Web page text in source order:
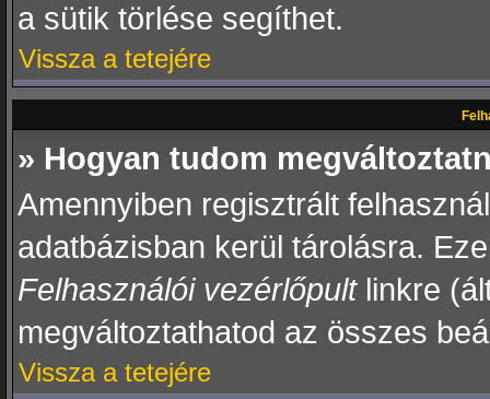
a sütik törlése segíthet.
Vissza a tetejére
» Hogyan tudom
Amennyiben regisztrált
adatbázisban kerül tárolásra.
Felhasználói vezérlőpultlinkre
megváltoztathatod az összes
Vissza a tetejére